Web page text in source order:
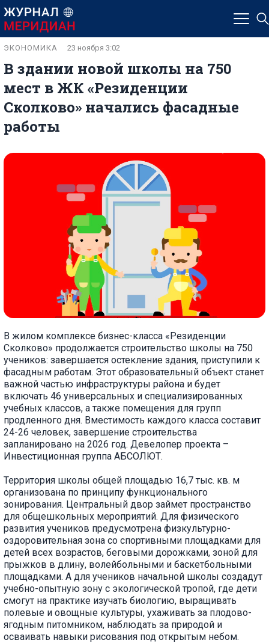
В здании новой школы на 750
мест в ЖК «Резиденции
Сколково» начались фасадные
работы
ЭКОНОМИКА 23 ноября 3:02
В жилом комплексе бизнес-класса «Резиденции
Сколково» продолжается строительство школы на 750
учеников: завершается остекление здания, приступили к
фасадным работам. Этот образовательный объект станет
важной частью инфраструктуры района и будет
включать 46 универсальных и специализированных
учебных классов, а также помещения для групп
продленного дня. Вместимость каждого класса составит
24-26 человек, завершение строительства
запланировано на 2026 год. Девелопер проекта –
Инвестиционная группа АБСОЛЮТ.
Территория школы общей площадью 16,7 тыс. кв. м
организована по принципу функционального
зонирования. Центральный двор займет пространство
для общешкольных мероприятий. Для физического
развития учеников предусмотрена физкультурно-
оздоровительная зона со спортивными площадками для
детей всех возрастов, беговыми дорожками, зоной для
прыжков в длину, волейбольными и баскетбольными
площадками. А для учеников начальной школы создадут
учебно-опытную зону с экологической тропой, где дети
смогут на практике изучать биологию, выращивать
полевые и овощные культуры, ухаживать за плодово-
ягодным питомником, наблюдать за природой и
осваивать навыки рисования под открытым небом.